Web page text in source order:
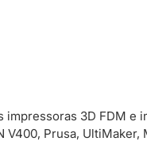
3D FDM e
V400, Prusa,